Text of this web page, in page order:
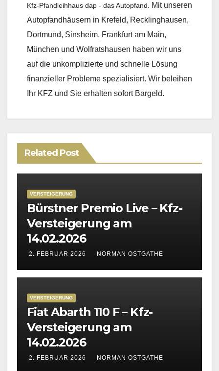
Kfz-Pfandleihhaus dap - das Autopfand. Mit unseren
Autopfandhäusern in Krefeld, Recklinghausen,
Dortmund, Sinsheim, Frankfurt am Main,
München und Wolfratshausen haben wir uns
auf die unkomplizierte und schnelle Lösung
finanzieller Probleme spezialisiert. Wir beleihen
Ihr KFZ und Sie erhalten sofort Bargeld.
Related Post
VERSTEIGERUNG
Bürstner Premio Live – Kfz-
Versteigerung am
14.02.2026
2. FEBRUAR 2026 NORMAN OSTGATHE
VERSTEIGERUNG
Fiat Abarth 110 F – Kfz-
Versteigerung am
14.02.2026
2. FEBRUAR 2026 NORMAN OSTGATHE